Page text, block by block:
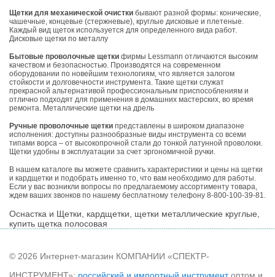
Щетки для механической очистки бывают разной формы: конические,
чашечные, концевые (стержневые), круглые дисковые и плетеные.
Каждый вид щеток используется для определенного вида работ.
Дисковые щетки по металлу
Бытовые проволочные щетки фирмы Lessmann отличаются высоким
качеством и безопасностью. Производятся на современном
оборудовании по новейшим технологиям, что является залогом
стойкости и долговечности инструмента. Такие щетки служат
прекрасной альтернативой профессиональным приспособлениям и
отлично подходят для применения в домашних мастерских, во время
ремонта. Металлические щетки на дрель
Ручные проволочные щетки представлены в широком диапазоне
исполнения: доступны разнообразные виды инструмента со всеми
типами ворса – от высокопрочной стали до тонкой латунной проволоки.
Щетки удобны в эксплуатации за счет эргономичной ручки.
В нашем каталоге вы можете сравнить характеристики и цены на щетки
и кардщетки и подобрать именно то, что вам необходимо для работы.
Если у вас возникли вопросы по предлагаемому ассортименту товара,
ждем ваших звонков по нашему бесплатному телефону 8-800-100-39-81.
Оснастка и Щетки, кардщетки, щетки металлические круглые,
купить щетка полосовая
© 2026 Интернет-магазин КОМПАНИИ «СПЕКТР-